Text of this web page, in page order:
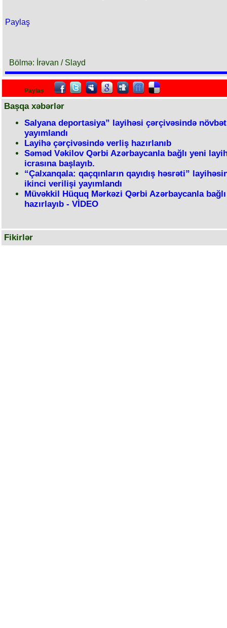
Paylaş
Bölmə: İrəvan / Slayd
Paylaş
Başqa xəbərlər
Salyana deportasiya” layihəsi çərçivəsində
yayımlandı
Layihə çərçivəsində verliş hazırlanıb
Səməd Vəkilov Qərbi Azərbaycanla bağlı yeni
icrasına başlayıb.
“Çalxanqala: qaçqınların qayıdış həsrəti”
ikinci verilişi yayımlandı
Müvəkkil Hüquq Mərkəzi Qərbi Azərbaycanla
hazırlayıb - VİDEO
Fikirlər